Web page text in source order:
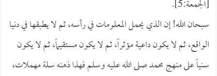
[الجمعة:5].
سبحان الله! إن الذي يحمل المعلومات في رأسه، ثم لا يطبقها في دنيا
الواقع، ثم لا يكون داعية مؤثراً، ثم لا يكون مستقيماً، ثم لا يكون
سنياً على منهج محمد صلى الله عليه وسلم فهذا ذهنه سلة مهملات،